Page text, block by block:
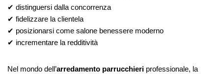
✔ distinguersi dalla concorrenza
✔ fidelizzare la clientela
✔ posizionarsi come salone benessere moderno
✔ incrementare la redditività
Nel mondo dell’arredamento parrucchieri professionale, la